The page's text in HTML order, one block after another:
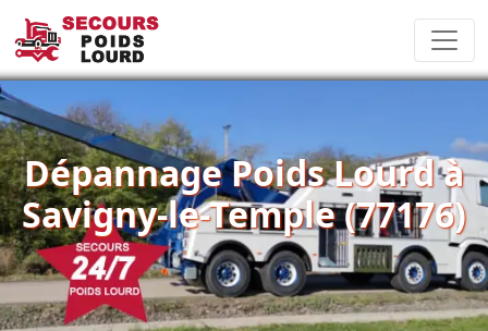
Dépannage Poids Lourd à
Savigny-le-Temple (77176)